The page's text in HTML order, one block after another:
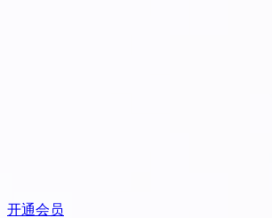
开通会员